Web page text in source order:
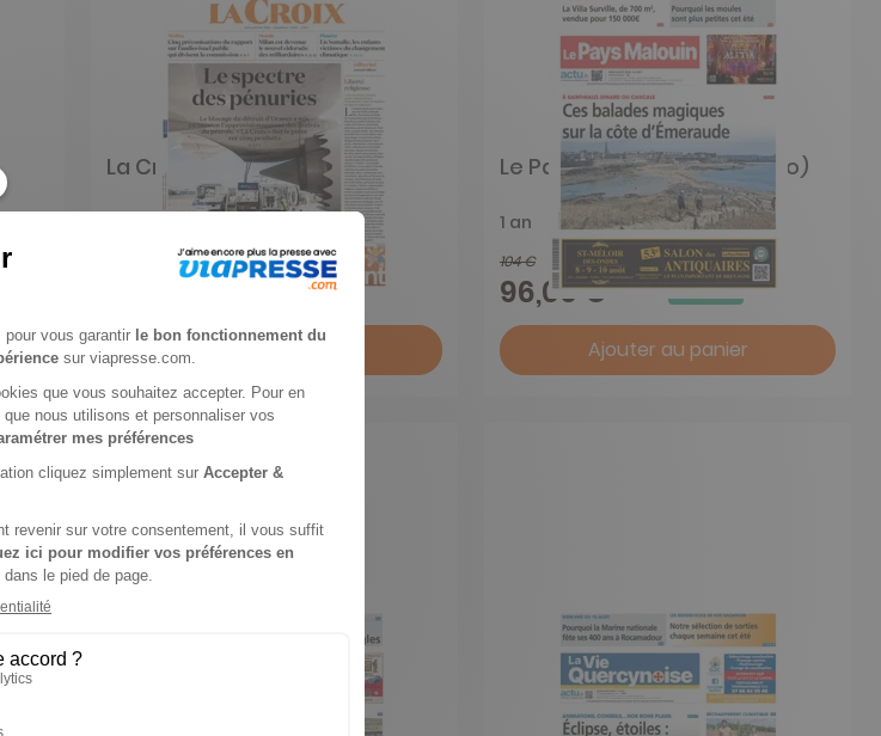
La Croix
504,00 € -49%
Ajouter au panier
Le Pays Malouin (Saint-Malo)
1 an
104 €
96,00 € -8%
Ajouter au panier